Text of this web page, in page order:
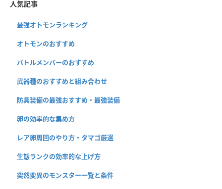
人気記事
最強オトモンランキング
オトモンのおすすめ
バトルメンバーのおすすめ
武器種のおすすめと組み合わせ
防具装備の最強おすすめ・最強装備
卵の効率的な集め方
レア卵周回のやり方・タマゴ厳選
生態ランクの効率的な上げ方
突然変異のモンスター一覧と条件